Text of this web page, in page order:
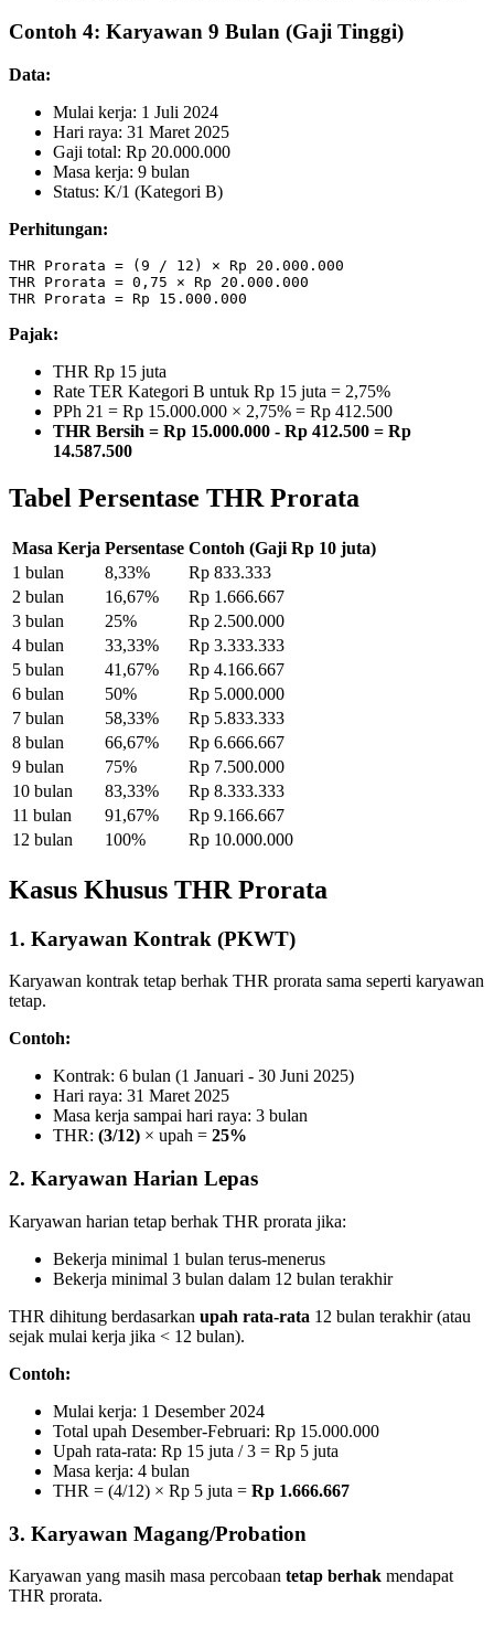
Contoh 4: Karyawan 9 Bulan (Gaji Tinggi)
Data:
Mulai kerja: 1 Juli 2024
Hari raya: 31 Maret 2025
Gaji total: Rp 20.000.000
Masa kerja: 9 bulan
Status: K/1 (Kategori B)
Perhitungan:
THR Prorata = (9 / 12) × Rp 20.000.000
THR Prorata = 0,75 × Rp 20.000.000
Pajak:
THR Rp 15 juta
Rate TER Kategori B untuk Rp 15 juta = 2,75%
PPh 21 = Rp 15.000.000 × 2,75% = Rp 412.500
THR Bersih = Rp 15.000.000 - Rp 412.500 = Rp
14.587.500
Tabel Persentase THR Prorata
Masa Kerja Persentase Contoh (Gaji Rp 10 juta)
1 bulan
8,33%
Rp 833.333
2 bulan
16,67%
Rp 1.666.667
3 bulan
25%
Rp 2.500.000
4 bulan
33,33%
Rp 3.333.333
5 bulan
41,67%
Rp 4.166.667
6 bulan
50%
Rp 5.000.000
7 bulan
58,33%
Rp 5.833.333
8 bulan
66,67%
Rp 6.666.667
9 bulan
75%
Rp 7.500.000
10 bulan
83,33%
Rp 8.333.333
11 bulan
91,67%
Rp 9.166.667
12 bulan
100% Rp 10.000.000
Kasus Khusus THR Prorata
1. Karyawan Kontrak (PKWT)
Karyawan kontrak tetap berhak THR prorata sama seperti karyawan
tetap.
Contoh:
Kontrak: 6 bulan (1 Januari - 30 Juni 2025)
Hari raya: 31 Maret 2025
Masa kerja sampai hari raya: 3 bulan
THR: (3/12) × upah = 25%
2. Karyawan Harian Lepas
Karyawan harian tetap berhak THR prorata jika:
Bekerja minimal 1 bulan terus-menerus
Bekerja minimal 3 bulan dalam 12 bulan terakhir
THR dihitung berdasarkan upah rata-rata 12 bulan terakhir (atau
sejak mulai kerja jika < 12 bulan).
Contoh:
Mulai kerja: 1 Desember 2024
Total upah Desember-Februari: Rp 15.000.000
Upah rata-rata: Rp 15 juta / 3 = Rp 5 juta
Masa kerja: 4 bulan
THR = (4/12) × Rp 5 juta = Rp 1.666.667
3. Karyawan Magang/Probation
Karyawan yang masih masa percobaan tetap berhak mendapat
THR prorata.